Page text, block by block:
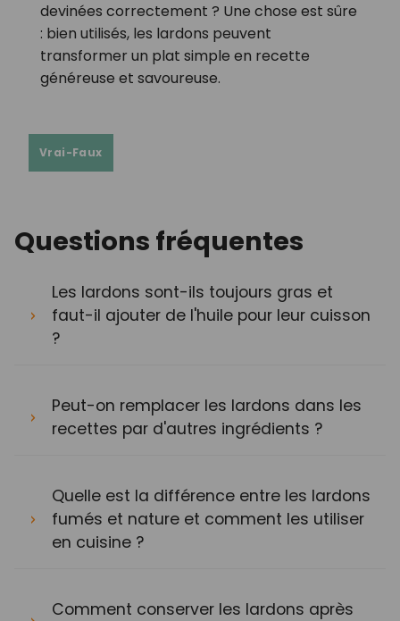
devinées correctement ? Une chose est sûre
: bien utilisés, les lardons peuvent
transformer un plat simple en recette
généreuse et savoureuse.
Vrai-Faux
Questions fréquentes
Les lardons sont-ils toujours gras et
faut-il ajouter de l'huile pour leur cuisson
?
Peut-on remplacer les lardons dans les
recettes par d'autres ingrédients ?
Quelle est la différence entre les lardons
fumés et nature et comment les utiliser
en cuisine ?
Comment conserver les lardons après